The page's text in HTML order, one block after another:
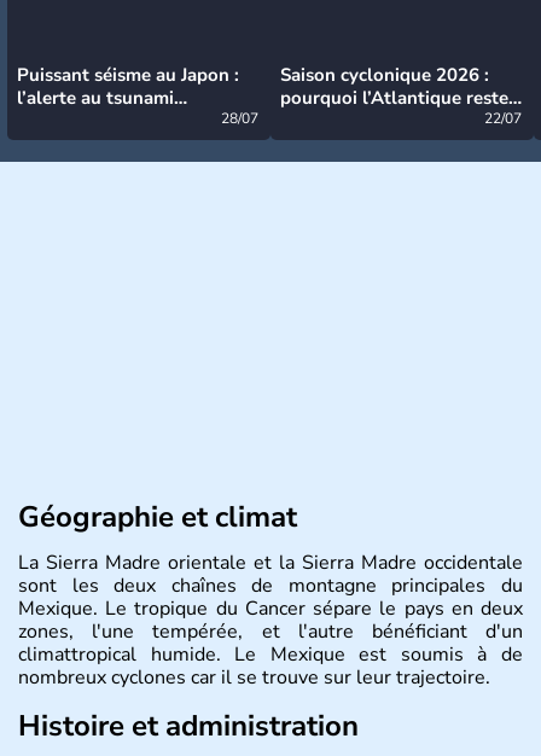
Puissant séisme au Japon :
l’alerte au tsunami
28/07
Saison cyclonique 2026 :
pourquoi l’Atlantique reste
22/07
Géographie et climat
La Sierra Madre orientale et la Sierra Madre occidentale
sont les deux chaînes de montagne principales du
Mexique. Le tropique du Cancer sépare le pays en deux
zones, l'une tempérée, et l'autre bénéficiant d'un
climattropical humide. Le Mexique est soumis à de
nombreux cyclones car il se trouve sur leur trajectoire.
Histoire et administration